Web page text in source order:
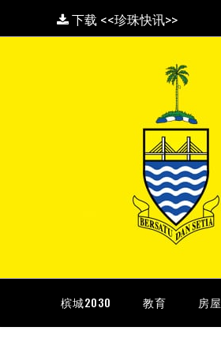
下载 <<珍珠快讯>>
槟城2030 教育 房屋